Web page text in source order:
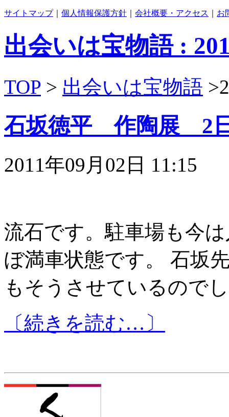
サイトマップ｜ 個人情報保護方針 会社概要・アクセス お
出会いは宝物語 :
TOP > 出会いは宝物語
石坂徳平 作陶展 2
2011年09月02日 11:15
流石です。駐車場も今
ぼ満車状態です。 石坂
もそうさせているので
〔続きを読む…〕